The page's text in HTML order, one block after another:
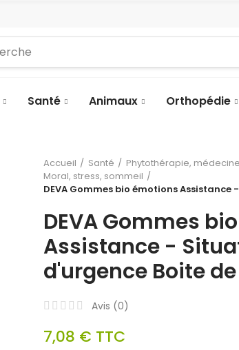
Santé Animaux Orthopédie
Accueil Santé
Phytothérapie,
Moral, stress, sommeil
DEVA Gommes bio émotions
DEVA Gommes
Assistance -
d'urgence Boite
Avis (0)
7,08 € TTC